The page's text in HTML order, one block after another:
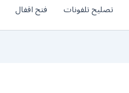
تصليح تلفونات فتح اقفال